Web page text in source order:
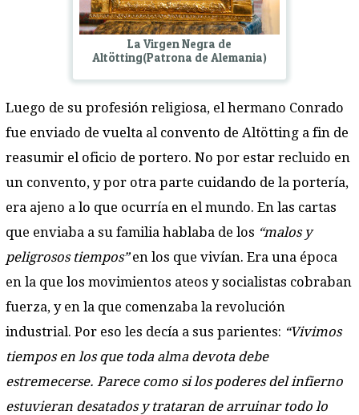
La Virgen Negra de
Altötting(Patrona de Alemania)
Luego de su profesión religiosa, el hermano Conrado
fue enviado de vuelta al convento de Altötting a fin de
reasumir el oficio de portero. No por estar recluido en
un convento, y por otra parte cuidando de la portería,
era ajeno a lo que ocurría en el mundo. En las cartas
que enviaba a su familia hablaba de los “malos y
peligrosos tiempos”en los que vivían. Era una época
en la que los movimientos ateos y socialistas cobraban
fuerza, y en la que comenzaba la revolución
industrial. Por eso les decía a sus parientes: “Vivimos
tiempos en los que toda alma devota debe
estremecerse. Parece como si los poderes del infierno
estuvieran desatados y trataran de arruinar todo lo